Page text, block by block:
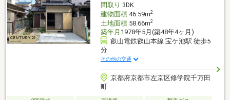
間取り 3DK
建物面積46.59m2
土地面積58.66m2
築年月 1978年5月(築48年4ヶ月)
叡山電鉄叡山本線 宝ケ池駅 徒歩5
分
その他の交通
京都府京都市左京区修学院千万田
町